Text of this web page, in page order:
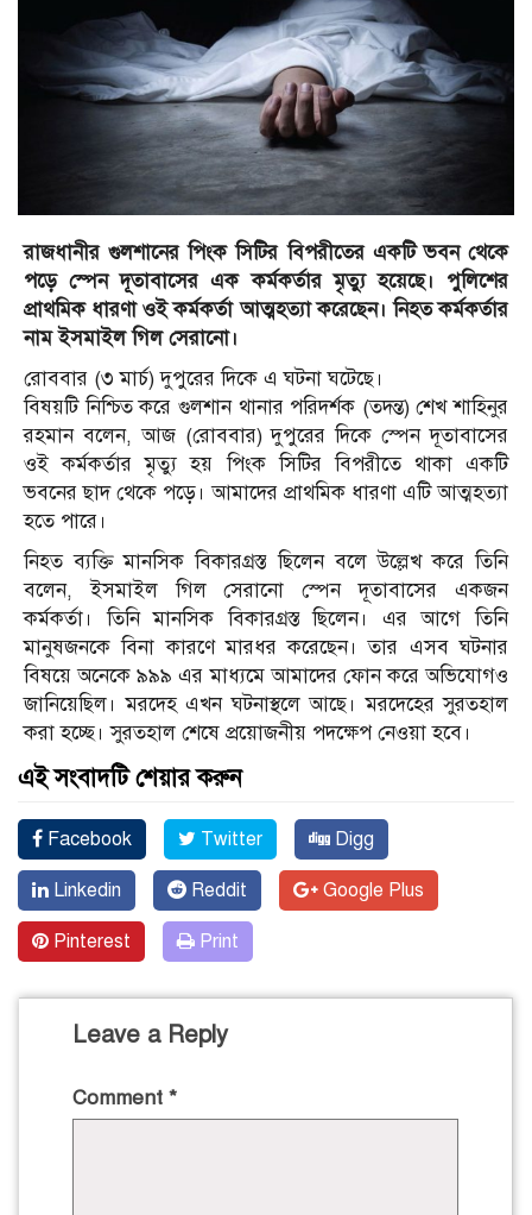
রাজধানীর গুলশানের পিংক সিটির বিপরীতের একটি ভবন থেকে
পড়ে স্পেন দূতাবাসের এক কর্মকর্তার মৃত্যু হয়েছে। পুলিশের
প্রাথমিক ধারণা ওই কর্মকর্তা আত্মহত্যা করেছেন। নিহত কর্মকর্তার
নাম ইসমাইল গিল সেরানো।
রোববার (৩ মার্চ) দুপুরের দিকে এ ঘটনা ঘটেছে।
বিষয়টি নিশ্চিত করে গুলশান থানার পরিদর্শক (তদন্ত) শেখ শাহিনুর
রহমান বলেন, আজ (রোববার) দুপুরের দিকে স্পেন দূতাবাসের
ওই কর্মকর্তার মৃত্যু হয় পিংক সিটির বিপরীতে থাকা একটি
ভবনের ছাদ থেকে পড়ে। আমাদের প্রাথমিক ধারণা এটি আত্মহত্যা
হতে পারে।
নিহত ব্যক্তি মানসিক বিকারগ্রস্ত ছিলেন বলে উল্লেখ করে তিনি
বলেন, ইসমাইল গিল সেরানো স্পেন দূতাবাসের একজন
কর্মকর্তা। তিনি মানসিক বিকারগ্রস্ত ছিলেন। এর আগে তিনি
মানুষজনকে বিনা কারণে মারধর করেছেন। তার এসব ঘটনার
বিষয়ে অনেকে ৯৯৯ এর মাধ্যমে আমাদের ফোন করে অভিযোগও
জানিয়েছিল। মরদেহ এখন ঘটনাস্থলে আছে। মরদেহের সুরতহাল
করা হচ্ছে। সুরতহাল শেষে প্রয়োজনীয় পদক্ষেপ নেওয়া হবে।
এই সংবাদটি শেয়ার করুন
Facebook Twitter Digg
Linkedin Reddit Google Plus
Pinterest Print
Leave a Reply
Comment *